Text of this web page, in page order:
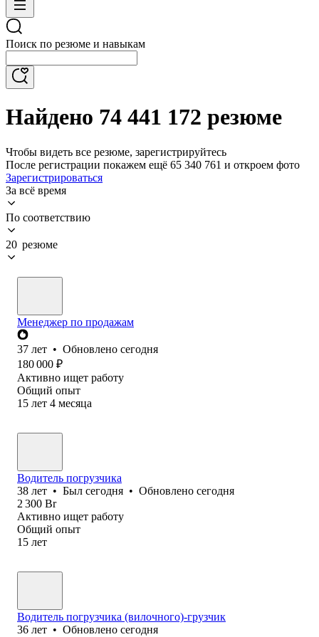
Поиск по резюме и навыкам
Найдено 74 441 172 резюме
Чтобы видеть все резюме, зарегистрируйтесь
После регистрации покажем ещё 65 340 761 и откроем фото
Зарегистрироваться
За всё время
По соответствию
20 резюме
Менеджер по продажам
37 лет • Обновлено сегодня
180 000 ₽
Активно ищет работу
Общий опыт
15 лет 4 месяца
Водитель погрузчика
38 лет • Был сегодня • Обновлено сегодня
2 300 Br
Активно ищет работу
Общий опыт
15 лет
Водитель погрузчика (вилочного)-грузчик
36 лет • Обновлено сегодня